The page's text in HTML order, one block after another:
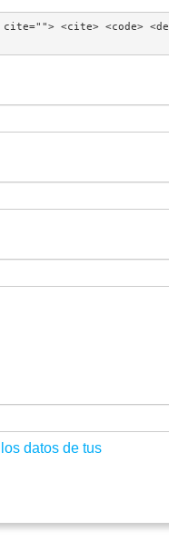
<cite> <code> <de
datos de tus